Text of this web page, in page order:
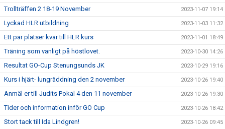
Trollträffen 2 18-19 November 2023-11-07 19:14
Lyckad HLR utbildning 2023-11-03 11:32
Ett par platser kvar till HLR kurs 2023-11-01 18:49
Träning som vanligt på höstlovet. 2023-10-30 14:26
Resultat GO-Cup Stenungsunds JK 2023-10-29 19:16
Kurs i hjärt- lungräddning den 2 november 2023-10-26 19:40
Anmäl er till Judits Pokal 4 den 11 november 2023-10-26 19:30
Tider och information inför GO Cup 2023-10-26 18:42
Stort tack till Ida Lindgren! 2023-10-26 09:45